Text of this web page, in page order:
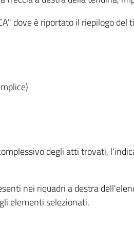
dove è riportato il riepilogo
degli atti trovati,
nei riquadri a destra
elementi selezionati.